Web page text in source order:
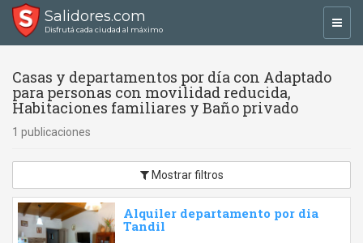
Salidores.com
Disfrutá cada ciudad al máximo
Casas y departamentos por día con Adaptado
para personas con movilidad reducida,
Habitaciones familiares y Baño privado
1 publicaciones
Mostrar filtros
Alquiler departamento por dia
Tandil